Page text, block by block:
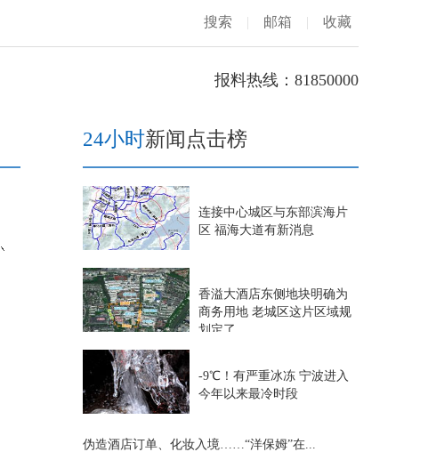
搜索 | 邮箱 | 收藏
报料热线：81850000
24小时新闻点击榜
连接中心城区与东部滨海片
区 福海大道有新消息
香溢大酒店东侧地块明确为
商务用地 老城区这片区域规
划定了
-9℃！有严重冰冻 宁波进入
今年以来最冷时段
伪造酒店订单、化妆入境……“洋保姆”在...